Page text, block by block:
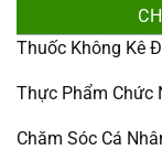
Thuốc Không Kê
Thực Phẩm Chức
Chăm Sóc Cá